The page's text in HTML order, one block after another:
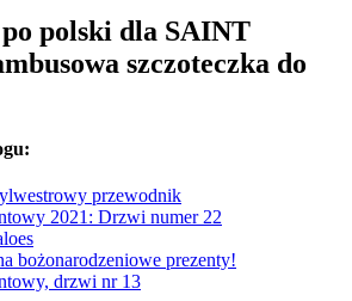
polski dla SAINT
szczoteczka do
przewodnik
2021: Drzwi numer 22
bożonarodzeniowe prezenty!
drzwi nr 13